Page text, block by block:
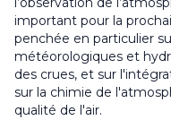
important pour la
penchée en particulier
météorologiques et
des crues, et sur
sur la chimie de
qualité de l'air.